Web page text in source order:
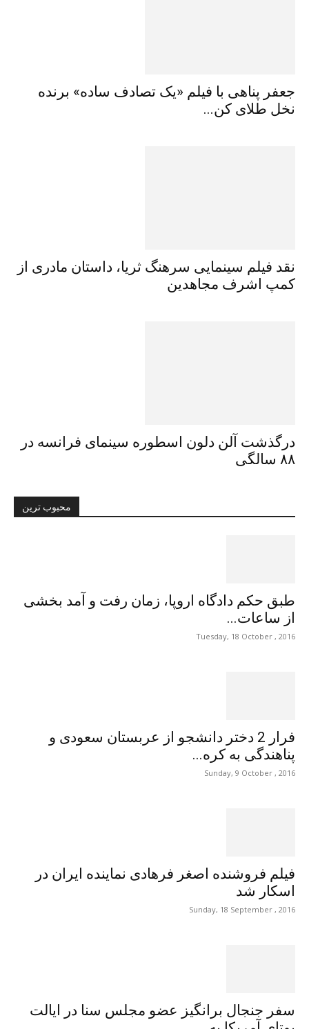
جعفر پناهی با فیلم «یک تصادف ساده» برنده
نخل طلای کن...
نقد فیلم سینمایی سرهنگ ثریا، داستان مادری از
کمپ اشرف مجاهدین
درگذشت آلن دلون اسطورە سینمای فرانسه در
۸۸ سالگی
محبوب ترین
طبق حکم دادگاه اروپا، زمان رفت و آمد بخشی
از ساعات...
Tuesday, 18 October , 2016
فرار 2 دختر دانشجو از عربستان سعودی و
پناهندگی به کره...
Sunday, 9 October , 2016
فیلم فروشنده اصغر فرهادی نماینده ایران در
اسکار شد
Sunday, 18 September , 2016
سفر جنجال برانگیز عضو مجلس سنا در ایالت